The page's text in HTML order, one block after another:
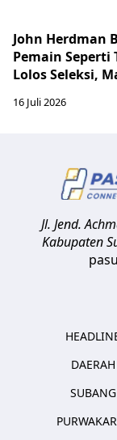
John Herdman
Pemain Seperti
Lolos Seleksi,
16 Juli 2026
Jl. Jend.
Kabupaten
DAERAH
SUBANG